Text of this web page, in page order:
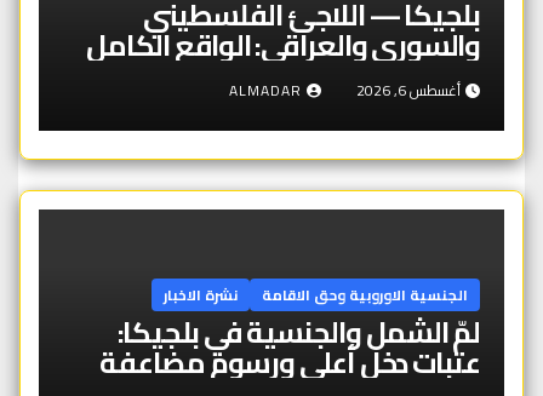
بلجيكا — اللاجئ الفلسطيني
والسوري والعراقي: الواقع الكامل
أغسطس 6, 2026 ALMADAR
الجنسية الاوروبية وحق الاقامة نشرة الاخبار
لمّ الشمل والجنسية في بلجيكا:
عتبات دخل أعلى ورسوم مضاعفة